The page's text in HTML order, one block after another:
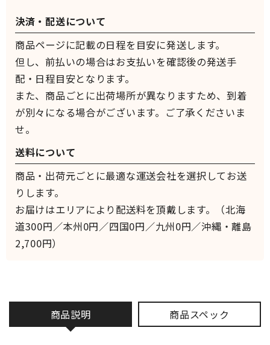
商品説明 商品スペック
決済・配送について
商品ページに記載の日程を目安に発送します。
但し、前払いの場合はお支払いを確認後の発送手
配・日程目安となります。
また、商品ごとに出荷場所が異なりますため、到着
が別々になる場合がございます。ご了承くださいま
せ。
送料について
商品・出荷元ごとに最適な運送会社を選択してお送
りします。
お届けはエリアにより配送料を頂戴します。（北海
道300円／本州0円／四国0円／九州0円／沖縄・離島
2,700円）